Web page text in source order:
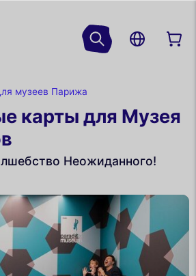
музеев Парижа
карты для Музея
Неожиданного!